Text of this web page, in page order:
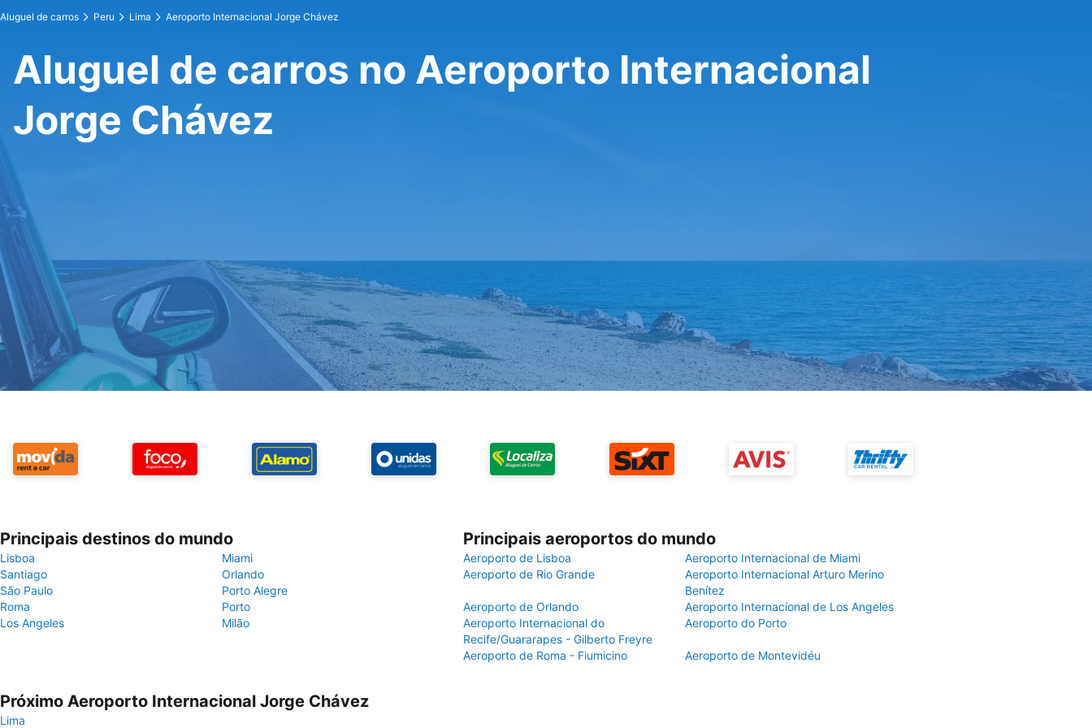
Aluguel de carros Peru Lima Aeroporto Internacional Jorge Chávez
Aluguel de carros no Aeroporto Internacional
Jorge Chávez
Principais destinos do mundo
Lisboa
Miami
Santiago
Orlando
São Paulo
Porto Alegre
Roma
Porto
Los Angeles
Milão
Principais aeroportos do mundo
Aeroporto de Lisboa
Aeroporto Internacional de Miami
Aeroporto de Rio Grande
Aeroporto Internacional Arturo Merino
Benítez
Aeroporto de Orlando
Aeroporto Internacional de Los Angeles
Aeroporto Internacional do
Recife/Guararapes - Gilberto Freyre
Aeroporto do Porto
Aeroporto de Roma - Fiumicino Aeroporto de Montevidéu
Próximo Aeroporto Internacional Jorge Chávez
Lima